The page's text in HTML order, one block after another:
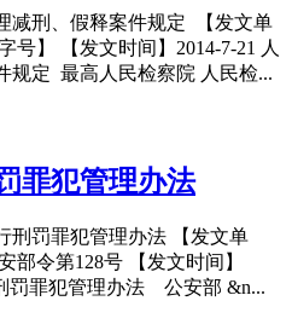
减刑、假释案件规定 【发文单
号】 【发文时间】2014-7-21 人
规定 最高人民检察院 人民检...
罪犯管理办法
刑罚罪犯管理办法 【发文单
部令第128号 【发文时间】
罚罪犯管理办法 公安部 &n...